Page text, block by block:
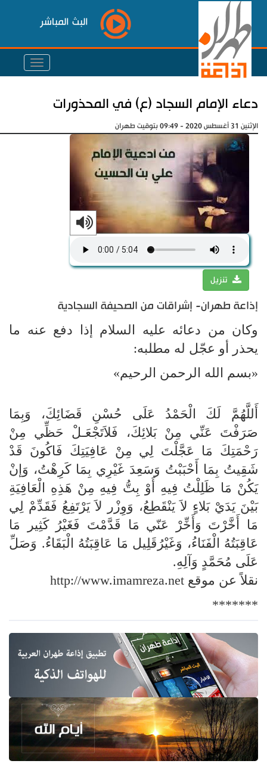
البث المباشر
دعاء الإمام السجاد (ع) في المحذورات
الإثنين 31 أغسطس 2020 - 09:49 بتوقيت طهران
تنزيل
إذاعة طهران- إشراقات من الصحيفة السجادية
وكان من دعائه عليه السلام إذا دفع عنه ما
يحذر أو عجّل له مطلبه:
«بسم الله الرحمن الرحيم»
أَللَّهُمَّ لَكَ الْحَمْدُ عَلَى حُسْنِ قَضَائِكَ، وَبِمَا
صَرَفْتَ عَنِّي مِنْ بَلائِكَ، فَلاَتَجْعَـلْ حَظِّي مِنْ
رَحْمَتِكَ مَا عَجَّلْتَ لِي مِنْ عَافِيَتِكَ فَاكُونَ قَدْ
شَقِيتُ بِمَا أَحْبَبْتُ وَسَعِدَ غَيْرِي بِمَا كَرِهْتُ، وَإنْ
يَكُنْ مَا ظَلِلْتُ فِيهِ أَوْ بِتُّ فِيهِ مِنْ هَذِهِ الْعَافِيَةِ
بَيْنَ يَدَيْ بَلاءٍ لاَ يَنْقَطِعُ، وَوِزْر لاَ يَرْتَفِعُ فَقَدِّمْ لِي
مَا أَخَّرْتَ وَأَخِّرْ عَنّي مَا قَدَّمْتَ فَغَيْرُ كَثِير مَا
عَاقِبَتُهُ الْفَنَاءُ، وَغَيْرُقَلِيل مَا عَاقِبَتُهُ الْبَقَاءُ. وَصَلِّ
عَلَى مُحَمَّدٍ وَآلِهِ.
نقلاً عن موقع http://www.imamreza.net
*******